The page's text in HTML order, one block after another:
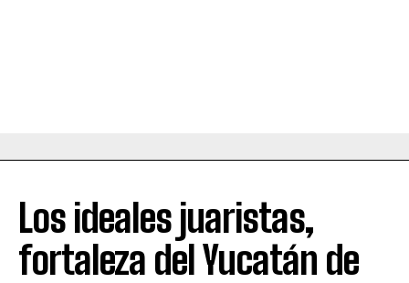
Los ideales juaristas,
fortaleza del Yucatán de